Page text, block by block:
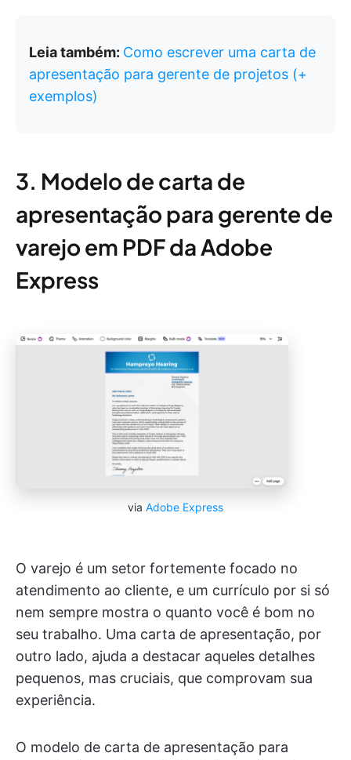
Leia também: Como escrever uma carta de
apresentação para gerente de projetos (+
exemplos)
3. Modelo de carta de
apresentação para gerente de
varejo em PDF da Adobe
Express
via Adobe Express
O varejo é um setor fortemente focado no
atendimento ao cliente, e um currículo por si só
nem sempre mostra o quanto você é bom no
seu trabalho. Uma carta de apresentação, por
outro lado, ajuda a destacar aqueles detalhes
pequenos, mas cruciais, que comprovam sua
experiência.
O modelo de carta de apresentação para